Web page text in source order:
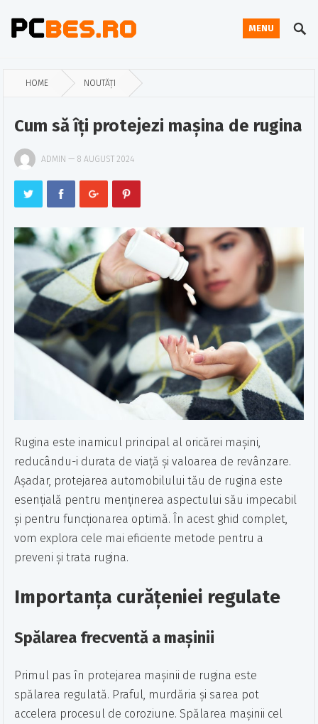
MENU
HOME NOUTĂȚI
Cum să îți protejezi mașina de rugina
ADMIN — 8 AUGUST 2024
Rugina este inamicul principal al oricărei mașini,
reducându-i durata de viață și valoarea de revânzare.
Așadar, protejarea automobilului tău de rugina este
esențială pentru menținerea aspectului său impecabil
și pentru funcționarea optimă. În acest ghid complet,
vom explora cele mai eficiente metode pentru a
preveni și trata rugina.
Importanța curățeniei regulate
Spălarea frecventă a mașinii
Primul pas în protejarea mașinii de rugina este
spălarea regulată. Praful, murdăria și sarea pot
accelera procesul de coroziune. Spălarea mașinii cel